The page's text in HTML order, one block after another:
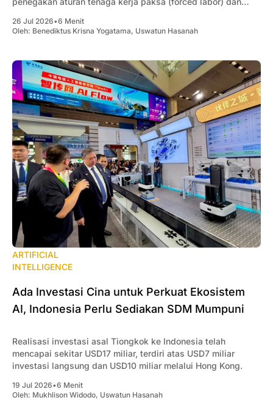
26 Jul 2026•6 Menit
Oleh: Benediktus Krisna Yogatama, Uswatun Hasanah
ARTIFICIAL
INTELLIGENCE
Ada Investasi Cina untuk Perkuat Ekosistem
AI, Indonesia Perlu Sediakan SDM Mumpuni
Realisasi investasi asal Tiongkok ke Indonesia telah
mencapai sekitar USD17 miliar, terdiri atas USD7 miliar
investasi langsung dan USD10 miliar melalui Hong Kong.
19 Jul 2026•6 Menit
Oleh: Mukhlison Widodo, Uswatun Hasanah